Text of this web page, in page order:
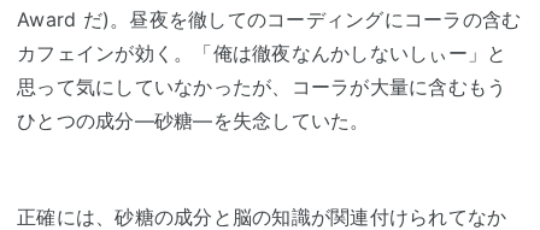
Award だ)。昼夜を徹してのコーディングにコーラの含む
カフェインが効く。「俺は徹夜なんかしないしぃー」と
思って気にしていなかったが、コーラが大量に含むもう
ひとつの成分―砂糖―を失念していた。
正確には、砂糖の成分と脳の知識が関連付けられてなか